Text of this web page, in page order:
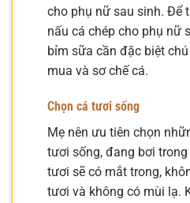
cho phụ nữ sau sinh. Để
nấu cá chép cho phụ nữ
bỉm sữa cần đặc biệt
mua và sơ chế cá.
Chọn cá tươi sống
Mẹ nên ưu tiên chọn
tươi sống, đang bơi trong
tươi sẽ có mắt trong,
tươi và không có mùi lạ.